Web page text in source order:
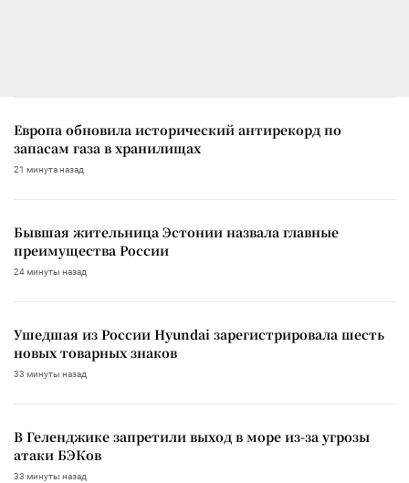
Европа обновила исторический антирекорд по
запасам газа в хранилищах
21 минута назад
Бывшая жительница Эстонии назвала главные
преимущества России
24 минуты назад
Ушедшая из России Hyundai зарегистрировала шесть
новых товарных знаков
33 минуты назад
В Геленджике запретили выход в море из-за угрозы
атаки БЭКов
33 минуты назад